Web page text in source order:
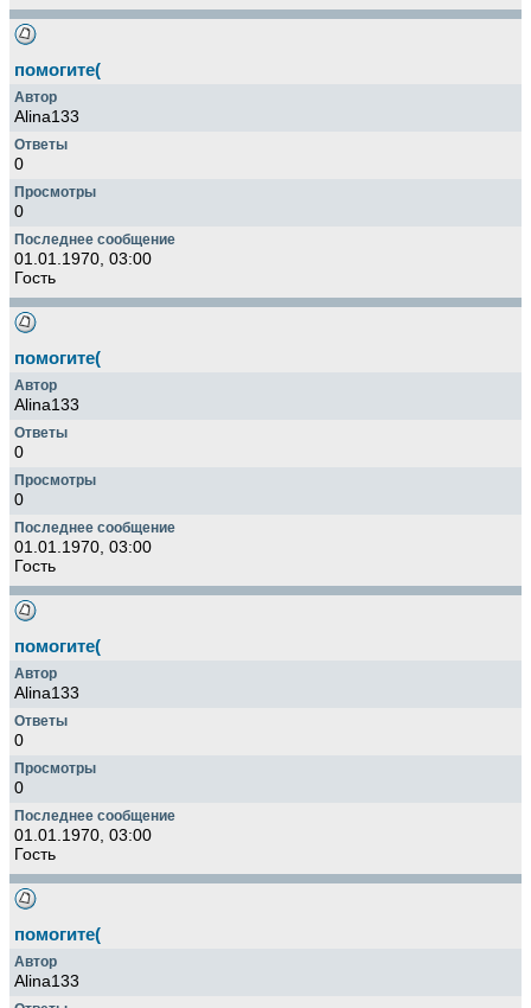
помогите(
Alina133
0
0
01.01.1970, 03:00
Гость
помогите(
Alina133
0
0
01.01.1970, 03:00
Гость
помогите(
Alina133
0
0
01.01.1970, 03:00
Гость
помогите(
Alina133